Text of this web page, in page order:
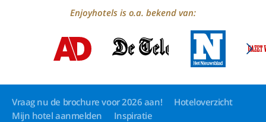
Enjoyhotels is o.a. bekend van:
Vraag nu de brochure voor 2026 aan!
Hoteloverzicht
Mijn hotel aanmelden
Inspiratie